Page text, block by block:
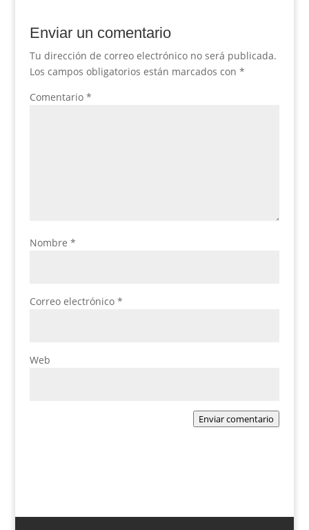
Enviar un comentario
Tu dirección de correo electrónico no será publicada.
Los campos obligatorios están marcados con *
Comentario *
Nombre *
Correo electrónico *
Web
Enviar comentario